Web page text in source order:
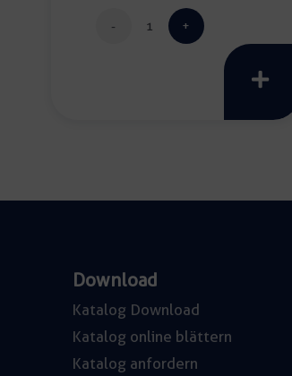
Windlicht
Download
Katalog Download
Katalog online blättern
Katalog anfordern